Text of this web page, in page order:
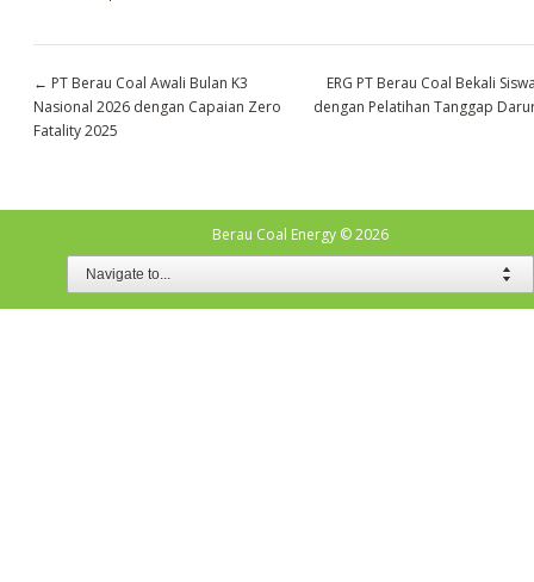
← PT Berau Coal Awali Bulan K3
Nasional 2026 dengan Capaian Zero
Fatality 2025
ERG PT Berau Coal Bekali
dengan Pelatihan Tanggap
Berau Coal Energy © 2026